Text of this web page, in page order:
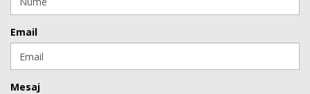
Email
Mesaj